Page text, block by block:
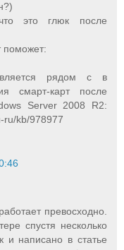
это глюк после
поможет:
рядом с в
смарт-карт после
Server 2008 R2:
ru/kb/978977
превосходно.
спустя несколько
и написано в статье